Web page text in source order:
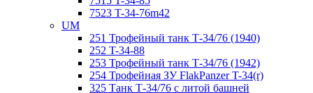
7523 T-34-76m42
UM
251 Трофейный танк Т-34/76 (1940)
252 T-34-88
253 Трофейный танк Т-34/76 (1942)
254 Трофейная ЗУ FlakPanzer T-34(r)
325 Танк Т-34/76 с литой башней